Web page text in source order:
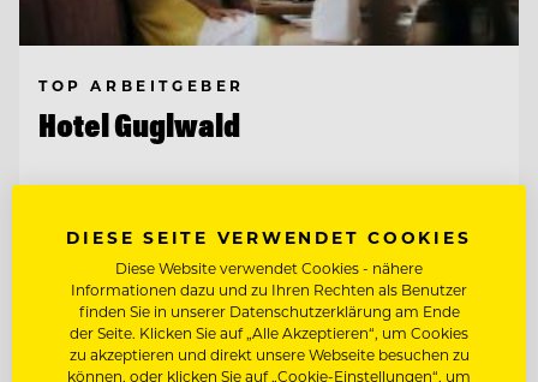
TOP ARBEITGEBER
Hotel Guglwald
PÂTISSIER / KONDITOR
JUNGKOCH
DIESE SEITE VERWENDET COOKIES
Diese Website verwendet Cookies - nähere
Informationen dazu und zu Ihren Rechten als Benutzer
finden Sie in unserer Datenschutzerklärung am Ende
der Seite. Klicken Sie auf „Alle Akzeptieren“, um Cookies
zu akzeptieren und direkt unsere Webseite besuchen zu
können, oder klicken Sie auf „Cookie-Einstellungen“, um